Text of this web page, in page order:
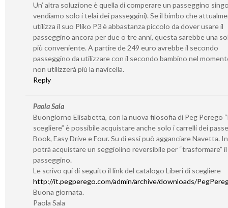
Un’ altra soluzione è quella di comperare un passeggino
vendiamo solo i telai dei passeggini). Se il bimbo che
utilizza il suo Pliko P3 è abbastanza piccolo da dover usare il
passeggino ancora per due o tre anni, questa sarebbe una
più conveniente. A partire de 249 euro avrebbe il secondo
passeggino da utilizzare con il secondo bambino nel
non utilizzerà più la navicella.
Reply
Paola Sala
Buongiorno Elisabetta, con la nuova filosofia di Peg Perego
scegliere” è possibile acquistare anche solo i carrelli dei
Book, Easy Drive e Four. Su di essi può agganciare Navetta.
potrà acquistare un seggiolino reversibile per “trasformare”
passeggino.
Le scrivo qui di seguito il link del catalogo Liberi di scegliere
http://it.pegperego.com/admin/archive/downloads/
Buona giornata.
Paola Sala